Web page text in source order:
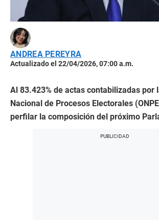
ANDREA PEREYRA
Actualizado el 22/04/2026, 07:00 a.m.
Al 83.423% de actas contabilizadas por
Nacional de Procesos Electorales
perfilar la composición del próximo